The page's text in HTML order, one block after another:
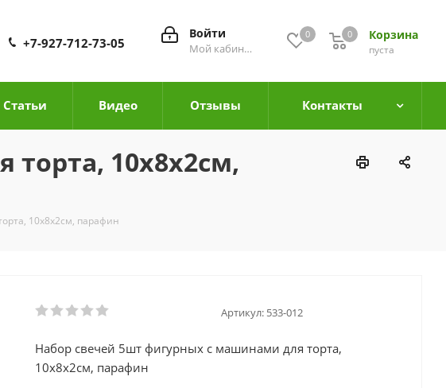
0 Корзина
0
пуста
0
Войти
Мой кабинет
+7-927-712-73-05
Cтатьи Видео Отзывы Контакты
10х8х2см,
10х8х2см, парафин
Артикул: 533-012
Набор свечей 5шт фигурных с машинами для торта,
10х8х2см, парафин